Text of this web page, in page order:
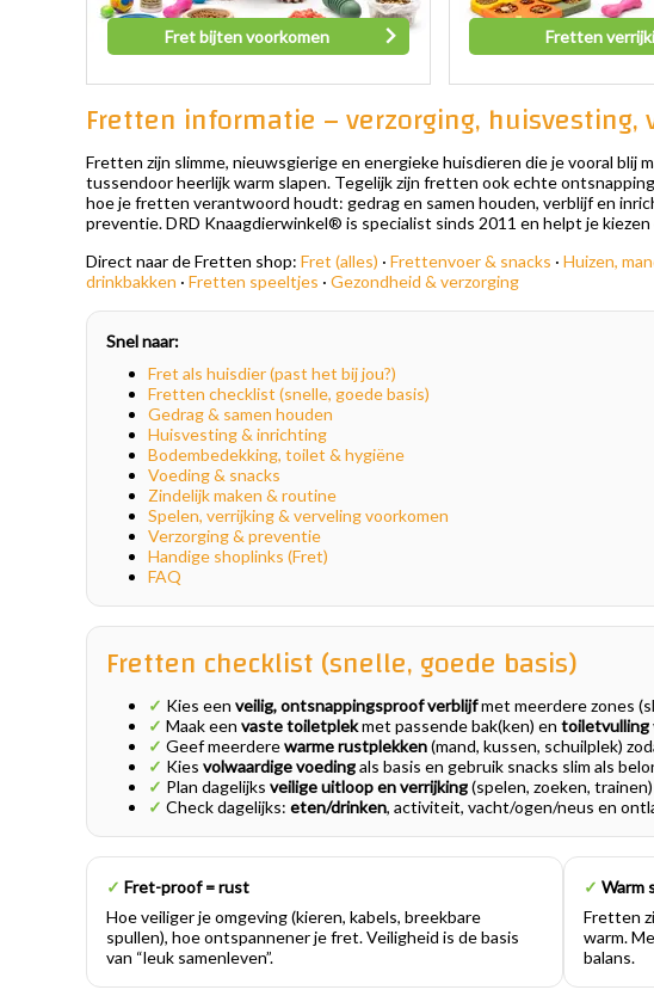
Fret bijten voorkomen Fretten
Fretten informatie – verzorging, huisvesting,
Fretten zijn slimme, nieuwsgierige en energieke huisdieren die je vooral blij
tussendoor heerlijk warm slapen. Tegelijk zijn fretten ook echte
hoe je fretten verantwoord houdt: gedrag en samen houden, verblijf en
preventie. DRD Knaagdierwinkel® is specialist sinds 2011 en helpt je
Direct naar de Fretten shop: Fret (alles) · Frettenvoer & snacks · Huizen,
drinkbakken · Fretten speeltjes · Gezondheid & verzorging
Snel naar:
Fret als huisdier (past het bij jou?)
Fretten checklist (snelle, goede basis)
Gedrag & samen houden
Huisvesting & inrichting
Bodembedekking, toilet & hygiëne
Voeding & snacks
Zindelijk maken & routine
Spelen, verrijking & verveling voorkomen
Verzorging & preventie
Handige shoplinks (Fret)
FAQ
Fretten checklist (snelle, goede basis)
✓ Kies een veilig, ontsnappingsproof verblijfmet meerdere zones
✓ Maak een vaste toiletplekmet passende bak(ken) en toiletvulling
✓ Geef meerderewarme rustplekken(mand, kussen, schuilplek)
✓ Kies volwaardige voedingals basis en gebruik snacks slim als
✓ Plan dagelijks veilige uitloop en verrijking(spelen, zoeken,
✓ Check dagelijks: eten/drinken, activiteit, vacht/ogen/neus en
✓ Fret-proof = rust
Hoe veiliger je omgeving (kieren, kabels, breekbare
spullen), hoe ontspannener je fret. Veiligheid is de basis
van “leuk samenleven”.
✓ Warm
Fretten
warm.
balans.